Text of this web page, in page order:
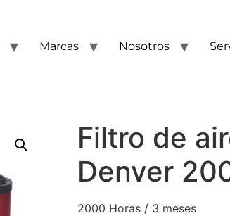
Marcas Nosotros
Filtro de
Denver
2000 Horas / 3 meses